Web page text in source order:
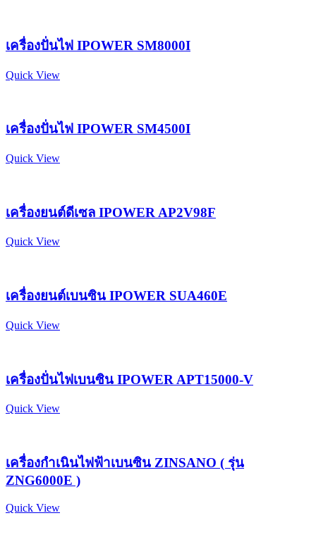
เครื่องปั่นไฟ IPOWER SM8000I
Quick View
เครื่องปั่นไฟ IPOWER SM4500I
Quick View
เครื่องยนต์ดีเซล IPOWER AP2V98F
Quick View
เครื่องยนต์เบนซิน IPOWER SUA460E
Quick View
เครื่องปั่นไฟเบนซิน IPOWER APT15000-V
Quick View
เครื่องกำเนินไฟฟ้าเบนซิน ZINSANO ( รุ่น
ZNG6000E )
Quick View